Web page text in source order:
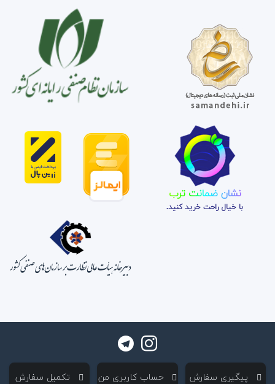
نشان ضمانت ترب
با خیال راحت خرید کنید.
‌ پیگیری سفارش ‌ حساب کاربری من ‌ تکمیل سفارش